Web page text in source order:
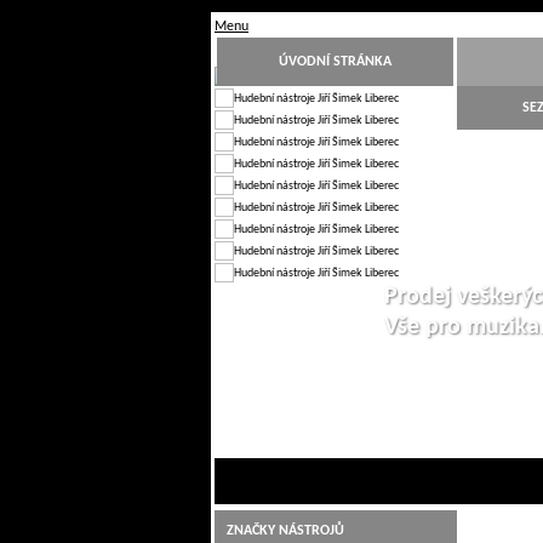
Menu
ÚVODNÍ STRÁNKA
Prodej
Vše pro
ZNAČKY NÁSTROJŮ